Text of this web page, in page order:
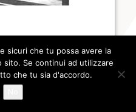
sicuri che tu possa avere la
sito. Se continui ad utilizzare
che tu sia d'accordo.